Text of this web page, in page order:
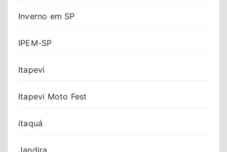
Inverno em SP
IPEM-SP
Itapevi
Itapevi Moto Fest
itaquá
Jandira